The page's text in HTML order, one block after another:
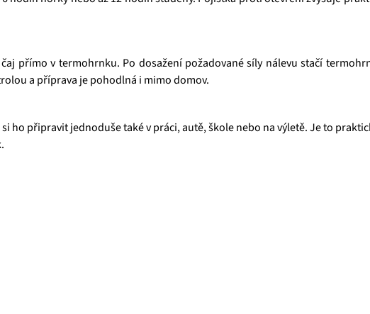
přímo v termohrnku. Po dosažení požadované síly nálevu stačí
a příprava je pohodlná i mimo domov.
si ho připravit jednoduše také v práci, autě, škole nebo na výletě. Je to